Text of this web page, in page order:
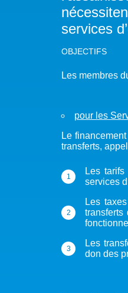
services
OBJECTIFS
Les membres
pour les
Le
transferts,
Les
services
Les
Les
don des